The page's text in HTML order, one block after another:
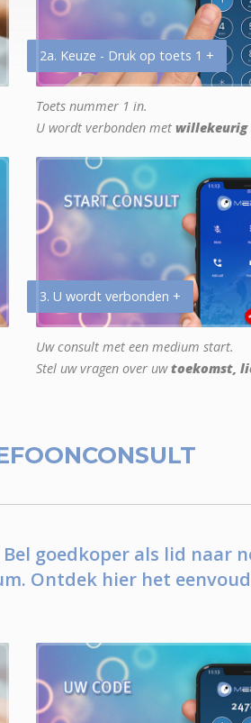
2a. Keuze - Druk op toets 1 +
Toets nummer 1 in.
U wordt verbonden met willekeurig
3. U wordt verbonden +
Uw consult met een medium start.
Stel uw vragen over uwtoekomst,
Bel goedkoper als lid naar
Ontdek hier het